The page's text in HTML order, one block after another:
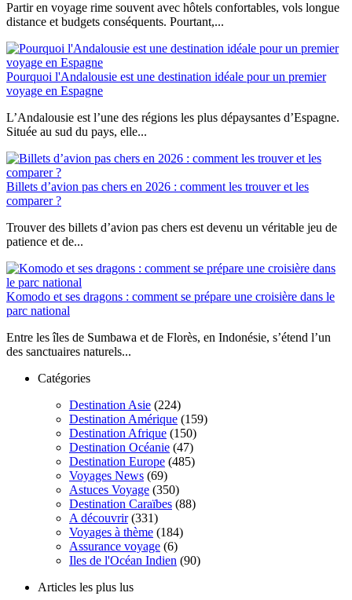
Partir en voyage rime souvent avec hôtels confortables, vols longue
distance et budgets conséquents. Pourtant,...
Pourquoi l'Andalousie est une destination idéale pour un premier
voyage en Espagne
L’Andalousie est l’une des régions les plus dépaysantes d’Espagne.
Située au sud du pays, elle...
Billets d’avion pas chers en 2026 : comment les trouver et les
comparer ?
Trouver des billets d’avion pas chers est devenu un véritable jeu de
patience et de...
Komodo et ses dragons : comment se prépare une croisière dans le
parc national
Entre les îles de Sumbawa et de Florès, en Indonésie, s’étend l’un
des sanctuaires naturels...
Catégories
Destination Asie (224)
Destination Amérique (159)
Destination Afrique (150)
Destination Océanie (47)
Destination Europe (485)
Voyages News (69)
Astuces Voyage (350)
Destination Caraïbes (88)
A découvrir(331)
Voyages à thème (184)
Assurance voyage (6)
Iles de l'Océan Indien (90)
Articles les plus lus